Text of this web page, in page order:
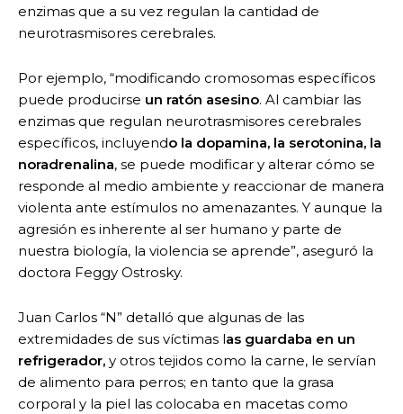
enzimas que a su vez regulan la cantidad de
neurotrasmisores cerebrales.
Por ejemplo, “modificando cromosomas específicos
puede producirse un ratón asesino. Al cambiar las
enzimas que regulan neurotrasmisores cerebrales
específicos, incluyendo la dopamina, la serotonina, la
noradrenalina, se puede modificar y alterar cómo se
responde al medio ambiente y reaccionar de manera
violenta ante estímulos no amenazantes. Y aunque la
agresión es inherente al ser humano y parte de
nuestra biología, la violencia se aprende”, aseguró la
doctora Feggy Ostrosky.
Juan Carlos “N” detalló que algunas de las
extremidades de sus víctimas las guardaba en un
refrigerador, y otros tejidos como la carne, le servían
de alimento para perros; en tanto que la grasa
corporal y la piel las colocaba en macetas como